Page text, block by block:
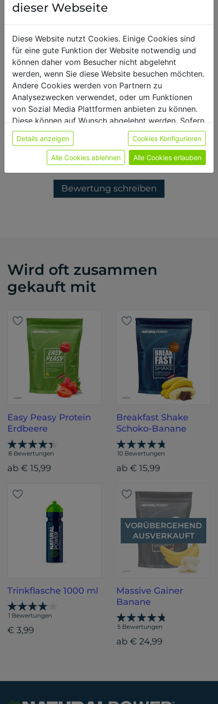
08.07.2025 Erkan
EAAs schmekce ja meistens bitter - das
gehört dazu. der Bitter Lemon
Geschmack passt perfekt dazu. Find ich
gut!
Weitere Bewertungen anzeigen
Bewertung schreiben
Wird oft zusammen
gekauft mit
Easy Peasy Protein
Erdbeere
8 Bewertungen
ab € 15,99
Breakfast Shake
Schoko-Banane
10 Bewertungen
ab € 15,99
Trinkflasche 1000 ml
1 Bewertungen
€ 3,99
VORÜBERGEHEND
AUSVERKAUFT
Massive Gainer
Banane
5 Bewertungen
ab € 24,99
dieser Webseite
Diese Website nutzt Cookies. Einige Cookies sind
für eine gute Funktion der Website notwendig und
können daher vom Besucher nicht abgelehnt
werden, wenn Sie diese Website besuchen möchten.
Andere Cookies werden von Partnern zu
Analysezwecken verwendet, oder um Funktionen
von Sozial Media Plattformen anbieten zu können.
Diese können auf Wunsch abgelehnt werden. Sofern
sie unsere Webseite weiter nutzen, geben Sie
Einwilligung zu unseren Cookies.
Weitere Informationen finden sie in unserer
Datenschutzerklärungbzw. im Impressum
Details anzeigen Cookies Konfigurieren
Alle Cookies ablehnen Alle Cookies erlauben